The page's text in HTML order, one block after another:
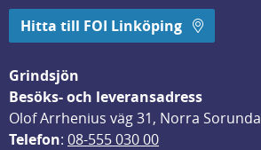
Hitta till FOI Linköping
Grindsjön
Besöks- och leveransadress
Olof Arrhenius väg 31, Norra Sorunda
Telefon: 08-555 030 00